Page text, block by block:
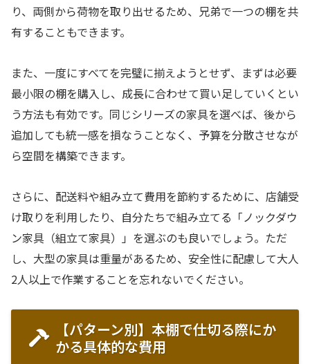
り、両側から荷物を取り出せるため、兄弟で一つの棚を共
有することもできます。
また、一度にすべてを完璧に揃えようとせず、まずは必要
最小限の棚を購入し、成長に合わせて買い足していくとい
う方法も有効です。同じシリーズの家具を選べば、後から
追加しても統一感を損なうことなく、予算を分散させなが
ら空間を構築できます。
さらに、配送料や組み立て費用を節約するために、店舗受
け取りを利用したり、自分たちで組み立てる「ノックダウ
ン家具（組立て家具）」を選ぶのも良いでしょう。ただ
し、大型の家具は重量があるため、安全性に配慮して大人
2人以上で作業することを忘れないでください。
【パターン別】本棚で仕切る際にか
かる具体的な費用